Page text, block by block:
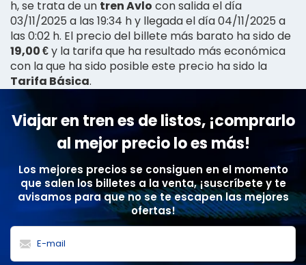
h, se trata de un tren Avlo con salida el día
03/11/2025 a las 19:34 h y llegada el día 04/11/2025 a
las 0:02 h. El precio del billete más barato ha sido de
19,00 €y la tarifa que ha resultado más económica
con la que ha sido posible este precio ha sido la
Tarifa Básica.
Viajar en tren es de listos, ¡comprarlo
al mejor precio lo es más!
Los mejores precios se consiguen en el momento
que salen los billetes a la venta, ¡suscríbete y te
avisamos para que no se te escapen las mejores
ofertas!